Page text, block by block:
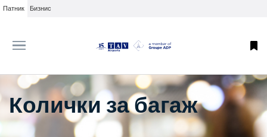
Патник Бизнис
Колички за багаж